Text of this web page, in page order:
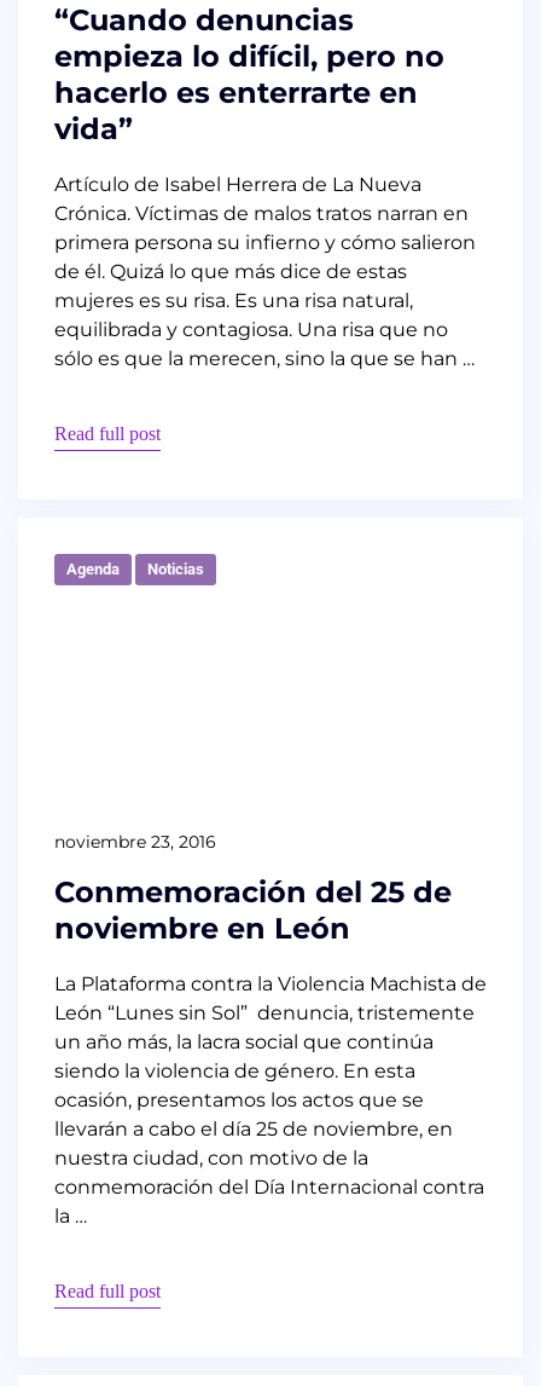
“Cuando denuncias
empieza lo difícil, pero no
hacerlo es enterrarte en
vida”
Artículo de Isabel Herrera de La Nueva
Crónica. Víctimas de malos tratos narran en
primera persona su infierno y cómo salieron
de él. Quizá lo que más dice de estas
mujeres es su risa. Es una risa natural,
equilibrada y contagiosa. Una risa que no
sólo es que la merecen, sino la que se han …
Read full post
Agenda Noticias
noviembre 23, 2016
Conmemoración del 25 de
noviembre en León
La Plataforma contra la Violencia Machista de
León “Lunes sin Sol” denuncia, tristemente
un año más, la lacra social que continúa
siendo la violencia de género. En esta
ocasión, presentamos los actos que se
llevarán a cabo el día 25 de noviembre, en
nuestra ciudad, con motivo de la
conmemoración del Día Internacional contra
la …
Read full post